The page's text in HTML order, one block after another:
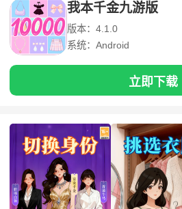
我本千金九游版
版本：4.1.0
系统：Android
立即下载